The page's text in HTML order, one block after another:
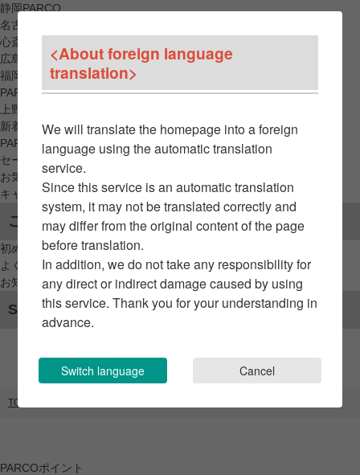
静岡PARCO
名古屋PARCO
心斎橋PARCO
広島PARCO
福岡PARCO
PARCO_ya
上野
新着アイテムから探す
PARCO限定アイテムから探す
セールアイテムから探す
お気に入りから探す
キャンペーン/クーポン対象から探す
ご利用案内
初めてのお客様へ
よくあるご質問 / お問い合わせ
お知らせ
SNSアカウント
TOP
PARCOポイント
<About foreign language
translation>
We will translate the homepage into a foreign
language using the automatic translation
service.
Since this service is an automatic translation
system, it may not be translated correctly and
may differ from the original content of the page
before translation.
In addition, we do not take any responsibility for
any direct or indirect damage caused by using
this service. Thank you for your understanding in
advance.
Switch language Cancel